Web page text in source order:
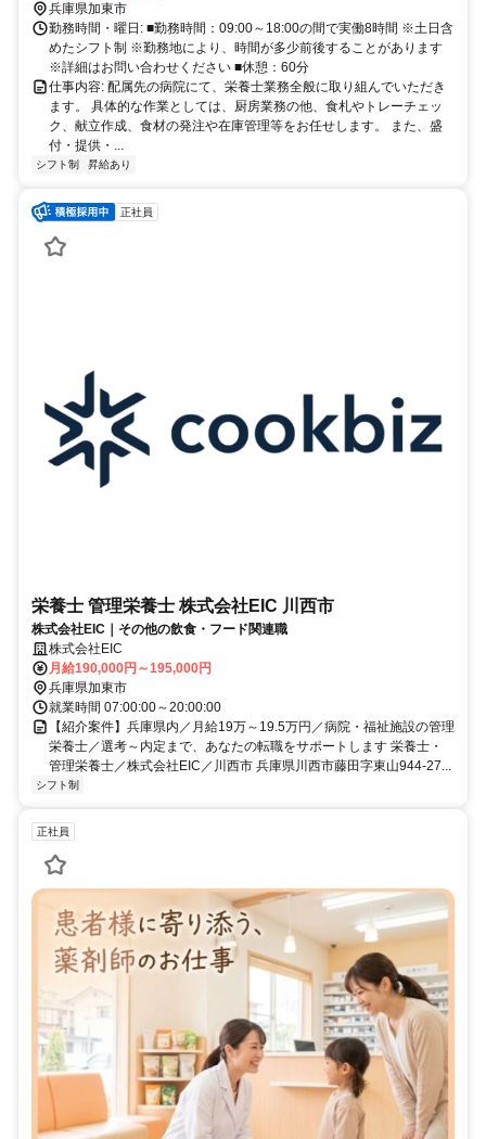
兵庫県加東市
勤務時間・曜日: ■勤務時間：09:00～18:00の間で実働8時間 ※土日含
めたシフト制 ※勤務地により、時間が多少前後することがあります
※詳細はお問い合わせください ■休憩：60分
仕事内容: 配属先の病院にて、栄養士業務全般に取り組んでいただき
ます。 具体的な作業としては、厨房業務の他、食札やトレーチェッ
ク、献立作成、食材の発注や在庫管理等をお任せします。 また、盛
付・提供・...
シフト制 昇給あり
正社員
栄養士 管理栄養士 株式会社EIC 川西市
株式会社EIC｜その他の飲食・フード関連職
株式会社EIC
月給190,000円～195,000円
兵庫県加東市
就業時間 07:00:00～20:00:00
【紹介案件】兵庫県内／月給19万～19.5万円／病院・福祉施設の管理
栄養士／選考～内定まで、あなたの転職をサポートします 栄養士・
管理栄養士／株式会社EIC／川西市 兵庫県川西市藤田字東山944-27...
シフト制
正社員